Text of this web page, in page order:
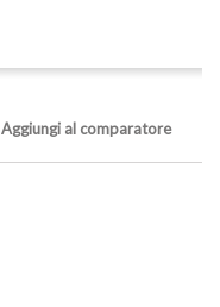
Aggiungi al comparatore